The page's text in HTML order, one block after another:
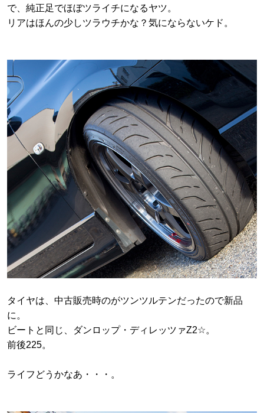
で、純正足でほぼツライチになるヤツ。
リアはほんの少しツラウチかな？気にならないケド。
タイヤは、中古販売時のがツンツルテンだったので新品
に。
ビートと同じ、ダンロップ・ディレッツァZ2☆。
前後225。
ライフどうかなあ・・・。